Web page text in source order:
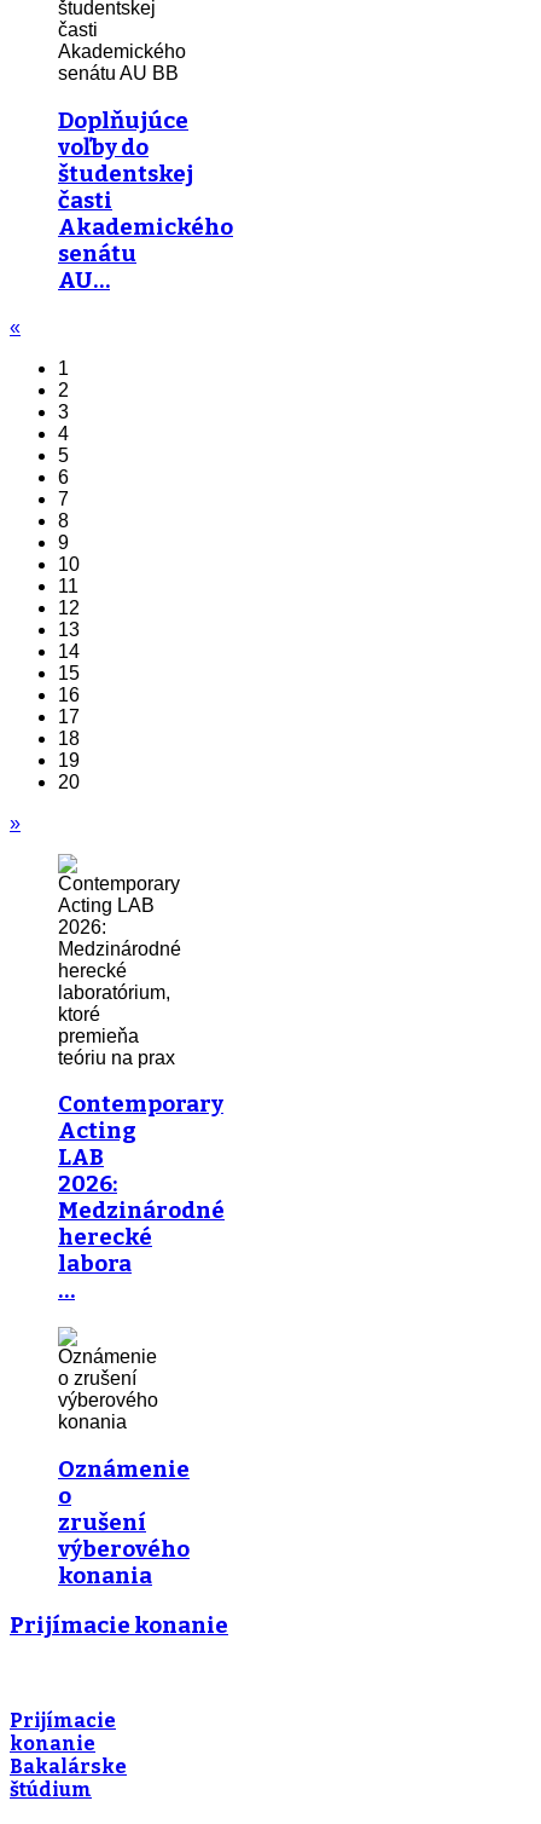
Doplňujúce
voľby do
študentskej
časti
Akademického
senátu
AU…
«
1
2
3
4
5
6
7
8
9
10
11
12
13
14
15
16
17
18
19
20
»
Contemporary
Acting
LAB
2026:
Medzinárodné
herecké
labora
…
Oznámenie
o
zrušení
výberového
konania
Prijímacie konanie
Prijímacie
konanie
Bakalárske
štúdium